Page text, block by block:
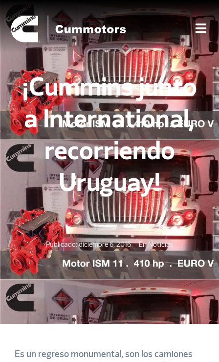
¡Cummins junto
a International,
recorriendo
Uruguay!
Publicado:diciembre 6, 2016 En Noticias
Es un regreso monumental, son los camiones